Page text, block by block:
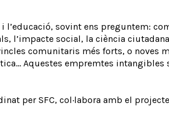
l’educació, sovint ens preguntem:
l’impacte social, la ciència
comunitaris més forts, o noves
Aquestes empremtes
per SFC, col·labora amb el